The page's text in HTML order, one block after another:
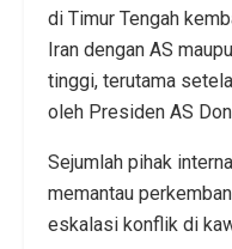
di Timur Tengah
Iran dengan AS
tinggi, terutama
oleh Presiden AS
Sejumlah pihak
memantau
eskalasi konflik di